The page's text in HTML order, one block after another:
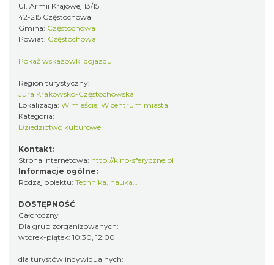
Ul. Armii Krajowej 13/15
42-215 Częstochowa
Gmina: Częstochowa
Powiat: Częstochowa
Pokaż wskazówki dojazdu
Region turystyczny:
Jura Krakowsko-Częstochowska
Lokalizacja: W mieście, W centrum miasta
Kategoria:
Dziedzictwo kulturowe
Kontakt:
Strona internetowa: http://kino-sferyczne.pl
Informacje ogólne:
Rodzaj obiektu: Technika, nauka…
DOSTĘPNOŚĆ
Całoroczny
Dla grup zorganizowanych:
wtorek-piątek: 10:30, 12:00
dla turystów indywidualnych: